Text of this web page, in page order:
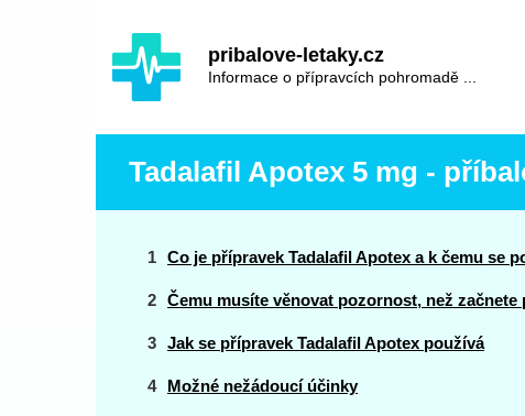
pribalove-letaky.cz
Informace o přípravcích pohromadě ...
Hlavní
navigace
Tadalafil Apotex 5 mg -
Co je přípravek Tadalafil Apotex a k čemu se
Čemu musíte věnovat pozornost, než
Jak se přípravek Tadalafil Apotex používá
Možné nežádoucí účinky